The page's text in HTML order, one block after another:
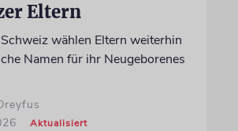
Eltern
wählen Eltern weiterhin
Namen für ihr Neugeborenes
Aktualisiert